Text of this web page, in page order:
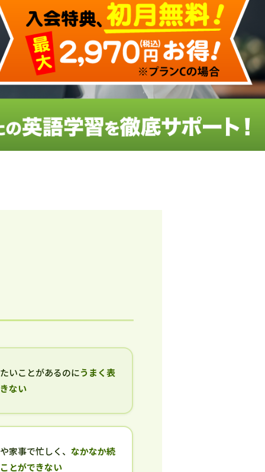
いことがあるのにうまく表
ない
家事で忙しく、なかなか続
とができない